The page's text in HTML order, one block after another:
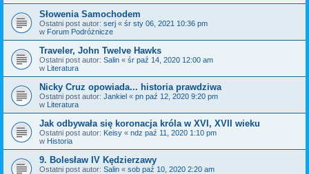
Słowenia Samochodem
Ostatni post autor: serj « śr sty 06, 2021 10:36 pm
w Forum Podróżnicze
Traveler, John Twelve Hawks
Ostatni post autor: Salin « śr paź 14, 2020 12:00 am
w Literatura
Nicky Cruz opowiada... historia prawdziwa
Ostatni post autor: Jankiel « pn paź 12, 2020 9:20 pm
w Literatura
Jak odbywała się koronacja króla w XVI, XVII wieku
Ostatni post autor: Keisy « ndz paź 11, 2020 1:10 pm
w Historia
9. Bolesław IV Kędzierzawy
Ostatni post autor: Salin « sob paź 10, 2020 2:20 am